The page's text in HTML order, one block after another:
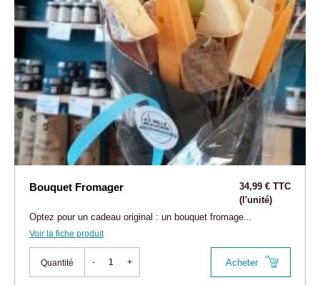
Bouquet Fromager
34,99 € TTC
(l'unité)
Optez pour un cadeau original : un bouquet fromage...
Voir la fiche produit
Quantité - + Acheter